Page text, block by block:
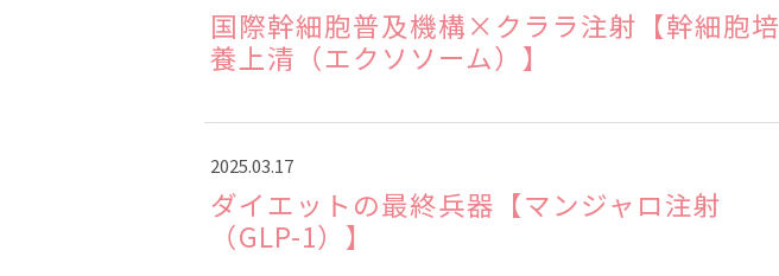
国際幹細胞普及機構×クララ注射【幹細胞培
養上清（エクソソーム）】
2025.03.17
ダイエットの最終兵器【マンジャロ注射
（GLP-1）】